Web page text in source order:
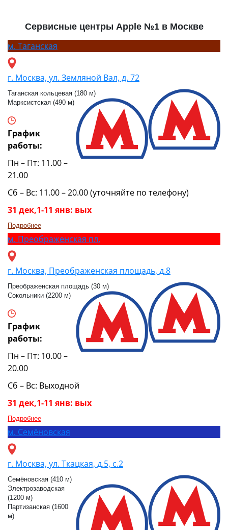
Сервисные центры Apple №1 в Москве
м. Таганская
г. Москва, ул. Земляной Вал, д. 72
Таганская кольцевая (180 м)
Марксистская (490 м)
График
работы:
Пн – Пт: 11.00 –
21.00
Сб – Вс: 11.00 – 20.00 (уточняйте по телефону)
31 дек,1-11 янв: вых
Подробнее
м. Преображенская пл.
г. Москва, Преображенская площадь, д.8
Преображенская площадь (30 м)
Сокольники (2200 м)
График
работы:
Пн – Пт: 10.00 –
20.00
Сб – Вс: Выходной
31 дек,1-11 янв: вых
Подробнее
м. Семёновская
г. Москва, ул. Ткацкая, д.5, с.2
Семёновская (410 м)
Электрозаводская
(1200 м)
Партизанская (1600
м)